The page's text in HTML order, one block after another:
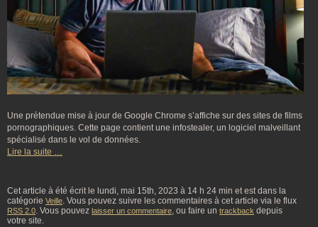
Une prétendue mise à jour de Google Chrome s’affiche sur des sites de films
pornographiques. Cette page contient une infostealer, un logiciel malveillant
spécialisé dans le vol de données.
Lire la suite …
Cet article à été écrit le lundi, mai 15th, 2023 à 14 h 24 min et est dans la
catégorie Veille. Vous pouvez suivre les commentaires à cet article via le flux
RSS 2.0. Vous pouvez laisser un commentaire, ou faire un trackback depuis
votre site.